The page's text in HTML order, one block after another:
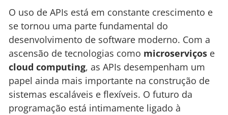
O uso de APIs está em constante crescimento e
se tornou uma parte fundamental do
desenvolvimento de software moderno. Com a
ascensão de tecnologias como microserviços e
cloud computing, as APIs desempenham um
papel ainda mais importante na construção de
sistemas escaláveis e flexíveis. O futuro da
programação está intimamente ligado à